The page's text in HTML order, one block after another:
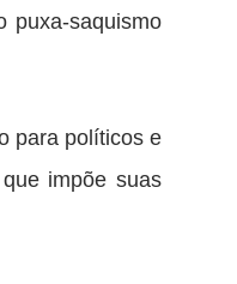
puxa-saquismo
para políticos e
impõe suas